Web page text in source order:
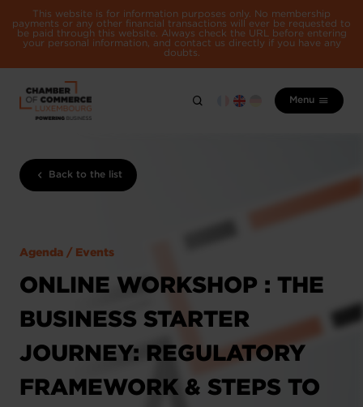
This website is for information purposes only. No membership
payments or any other financial transactions will ever be requested to
be paid through this website. Always check the URL before entering
your personal information, and contact us directly if you have any
doubts.
Menu
Back to the list
Agenda / Events
ONLINE WORKSHOP : THE
BUSINESS STARTER
JOURNEY: REGULATORY
FRAMEWORK & STEPS TO